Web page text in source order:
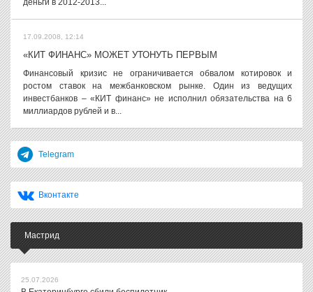
деньги в 2012-2013...
17.09.2008, 12:14
«КИТ ФИНАНС» МОЖЕТ УТОНУТЬ ПЕРВЫМ
Финансовый кризис не ограничивается обвалом котировок и
ростом ставок на межбанковском рынке. Один из ведущих
инвестбанков – «КИТ финанс» не исполнил обязательства на 6
миллиардов рублей и в...
Telegram
Вконтакте
Мастрид
25.07.2026